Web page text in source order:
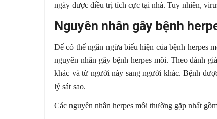
ngày được điều trị tích cực tại nhà. Tuy nhiên,
Nguyên nhân gây bệnh
Để có thể ngăn ngừa biểu hiện của bệnh herpes
nguyên nhân gây bệnh herpes môi. Theo đánh
khác và từ người này sang người khác. Bệnh
lý sát sao.
Các nguyên nhân herpes môi thường gặp nhất